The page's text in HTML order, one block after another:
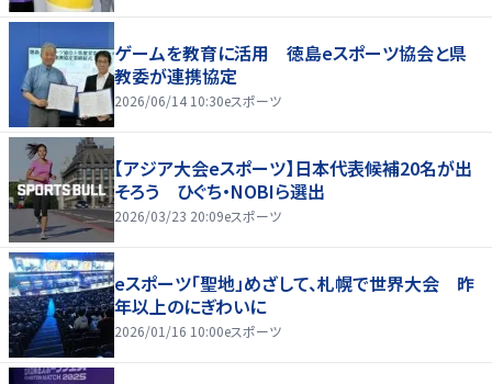
ゲームを教育に活用 徳島eスポーツ協会と県
教委が連携協定
2026/06/14 10:30eスポーツ
【アジア大会eスポーツ】日本代表候補20名が出
そろう ひぐち・NOBIら選出
2026/03/23 20:09eスポーツ
eスポーツ「聖地」めざして、札幌で世界大会 昨
年以上のにぎわいに
2026/01/16 10:00eスポーツ